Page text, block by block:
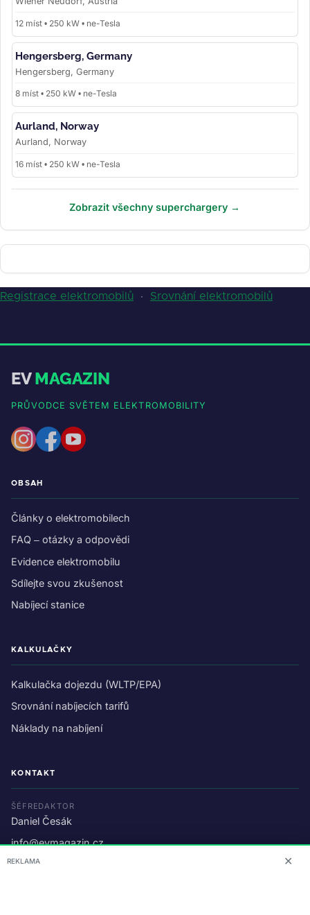
12 míst • 250 kW • ne-Tesla
Hengersberg, Germany
Hengersberg, Germany
8 míst • 250 kW • ne-Tesla
Aurland, Norway
Aurland, Norway
16 míst • 250 kW • ne-Tesla
Zobrazit všechny superchargery →
Registrace elektromobilů · Srovnání elektromobilů
EVMAGAZIN
PRŮVODCE SVĚTEM ELEKTROMOBILITY
OBSAH
Články o elektromobilech
FAQ – otázky a odpovědi
Evidence elektromobilu
Sdílejte svou zkušenost
Nabíjecí stanice
KALKULAČKY
Kalkulačka dojezdu (WLTP/EPA)
Srovnání nabíjecích tarifů
Náklady na nabíjení
KONTAKT
ŠÉFREDAKTOR
Daniel Česák
info@evmagazin.cz
O nás
REKLAMA ✕